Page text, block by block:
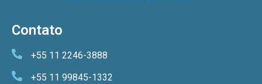
Contato
+55 11 2246-3888
+55 11 99845-1332